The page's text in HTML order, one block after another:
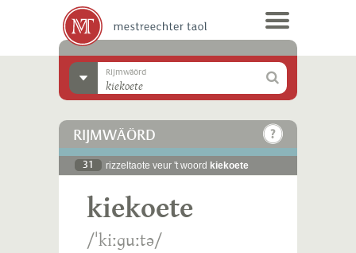
Rijmwäörd
RIJMWÄÖRD
31 rizzeltaote veur 't woord kiekoete
kiekoete
/ˈkiːɡuːtə/